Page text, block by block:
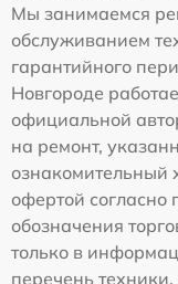
Мы занимаемся
обслуживанием
гарантийного
Новгороде
официальной
на ремонт,
ознакомительный
офертой согласно
обозначения
только в
перечень